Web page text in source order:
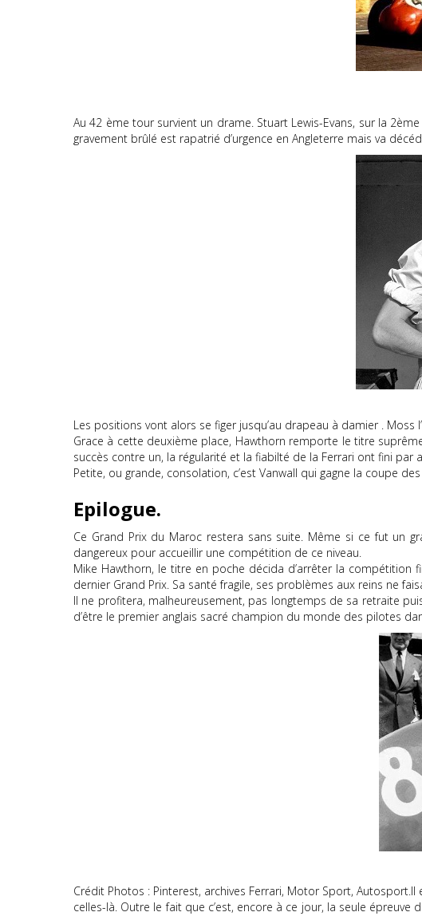
Au 42 ème tour survient un drame. Stuart Lewis-Evans, sur la
gravement brûlé est rapatrié d’urgence en Angleterre mais va
Les positions vont alors se figer jusqu’au drapeau à damier .
Grace à cette deuxième place, Hawthorn remporte le titre
succès contre un, la régularité et la fiabilté de la Ferrari ont fini par
Petite, ou grande, consolation, c’est Vanwall qui gagne la coupe
Epilogue.
Ce Grand Prix du Maroc restera sans suite. Même si ce fut un
dangereux pour accueillir une compétition de ce niveau.
Mike Hawthorn, le titre en poche décida d’arrêter la
dernier Grand Prix. Sa santé fragile, ses problèmes aux reins ne
Il ne profitera, malheureusement, pas longtemps de sa retraite
d’être le premier anglais sacré champion du monde des pilotes
Crédit Photos : Pinterest, archives Ferrari, Motor Sport,
celles-là. Outre le fait que c’est, encore à ce jour, la seule